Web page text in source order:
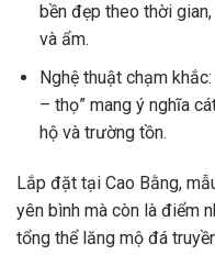
bền đẹp theo thời
và ẩm.
Nghệ thuật chạm
– thọ” mang ý nghĩa
hộ và trường tồn.
Lắp đặt tại Cao Bằng,
yên bình mà còn là điểm
tổng thể lăng mộ đá